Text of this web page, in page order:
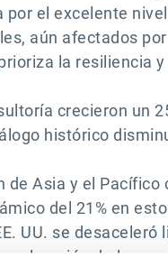
por el excelente
aún afectados
la resiliencia
crecieron un
histórico
Asia y el
del 21% en
UU. se desaceleró
de las